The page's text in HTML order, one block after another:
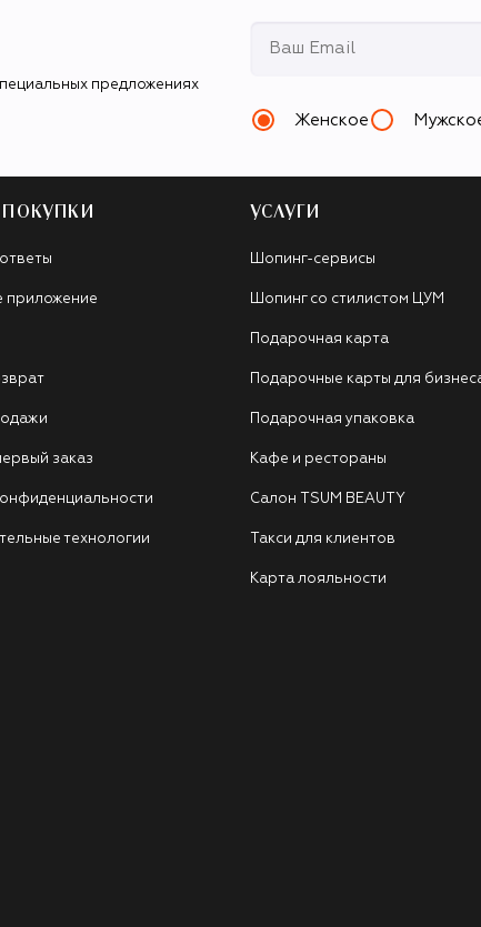
предложениях
Женское
приложение
заказ
технологии
УСЛУГИ
Шопинг-сервисы
Шопинг со стилистом ЦУМ
Подарочная карта
Подарочные карты для
Подарочная упаковка
Кафе и рестораны
Салон TSUM BEAUTY
Такси для клиентов
Карта лояльности